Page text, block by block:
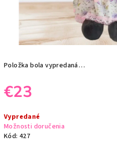
Položka bola vypredaná…
€23
cena:
Vypredané
Možnosti doručenia
Kód: 427